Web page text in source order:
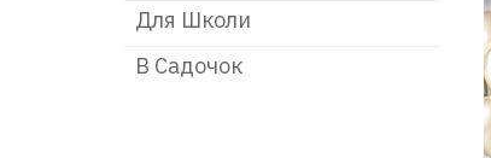
Для Школи
В Садочок